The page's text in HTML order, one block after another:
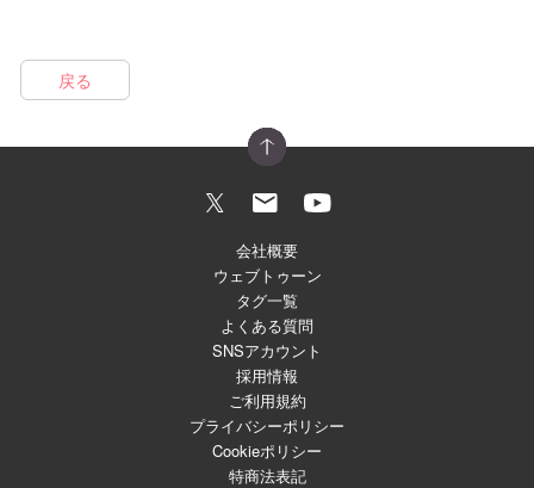
戻る
会社概要
ウェブトゥーン
タグ一覧
よくある質問
SNSアカウント
採用情報
ご利用規約
プライバシーポリシー
Cookieポリシー
特商法表記